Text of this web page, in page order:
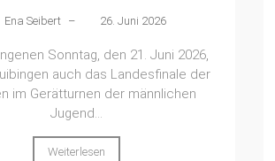
Ena Seibert – 26. Juni 2026
Sonntag, den 21. Juni 2026,
auch das Landesfinale der
im Gerätturnen der männlichen
Jugend...
Weiterlesen